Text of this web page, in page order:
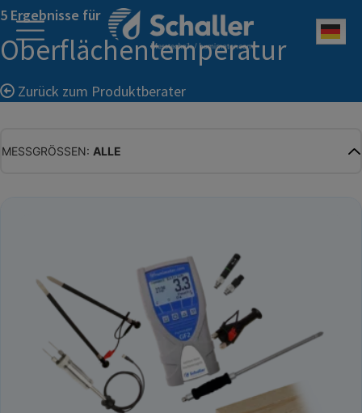
5 Ergebnisse für
Oberflächentemperatur
Zurück zum Produktberater
MESSGRÖSSEN: ALLE
TEMPERATUR
GLEICHGEWICHTSFEUCHTE
WASSERAKTIVITÄT
TROCKENSUBSTANZ
HEKTOLITERGEWICHT
TAUPUNKT
SCHÜTTDICHTE